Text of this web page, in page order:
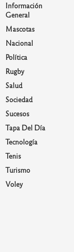
Información
General
Mascotas
Nacional
Política
Rugby
Salud
Sociedad
Sucesos
Tapa Del Día
Tecnología
Tenis
Turismo
Voley